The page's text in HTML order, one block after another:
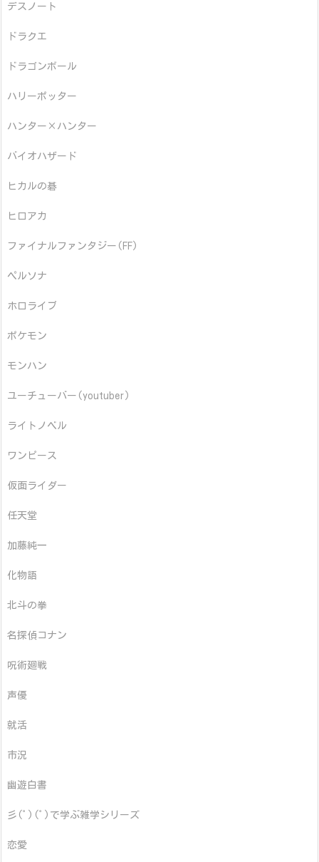
デスノート
ドラクエ
ドラゴンボール
ハリーポッター
ハンター×ハンター
バイオハザード
ヒカルの碁
ヒロアカ
ファイナルファンタジー(FF)
ペルソナ
ホロライブ
ポケモン
モンハン
ユーチューバー(youtuber)
ライトノベル
ワンピース
仮面ライダー
任天堂
加藤純一
化物語
北斗の拳
名探偵コナン
呪術廻戦
声優
就活
市況
幽遊白書
彡(ﾟ)(ﾟ)で学ぶ雑学シリーズ
恋愛